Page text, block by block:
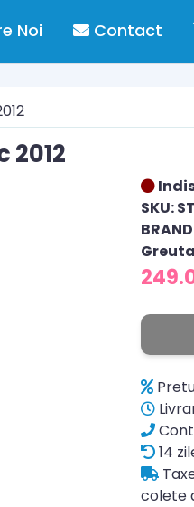
Noi Contact
SKU:
14
colete